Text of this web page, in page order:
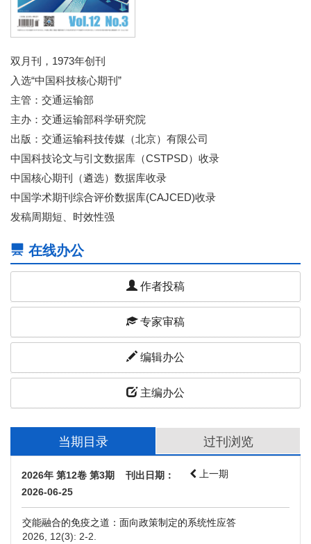
双月刊，1973年创刊
入选“中国科技核心期刊”
主管：交通运输部
主办：交通运输部科学研究院
出版：交通运输科技传媒（北京）有限公司
中国科技论文与引文数据库（CSTPSD）收录
中国核心期刊（遴选）数据库收录
中国学术期刊综合评价数据库(CAJCED)收录
发稿周期短、时效性强
在线办公
作者投稿
专家审稿
编辑办公
主编办公
当期目录 过刊浏览
2026年 第12卷 第3期 刊出日期：
2026-06-25
上一期
交能融合的免疫之道：面向政策制定的系统性应答
2026, 12(3): 2-2.